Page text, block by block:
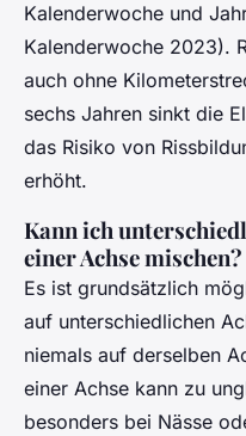
Kalenderwoche und
Kalenderwoche 2023).
auch ohne
sechs Jahren sinkt die
das Risiko von
erhöht.
Kann ich
einer Achse mischen?
Es ist grundsätzlich
auf unterschiedlichen
niemals auf derselben
einer Achse kann zu
besonders bei Nässe